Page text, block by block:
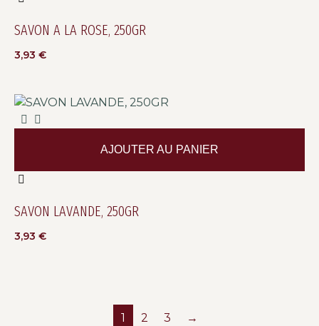
SAVON A LA ROSE, 250GR
3,93 €
SAVON LAVANDE, 250GR
3,93 €
AJOUTER AU PANIER
1 2 3 →